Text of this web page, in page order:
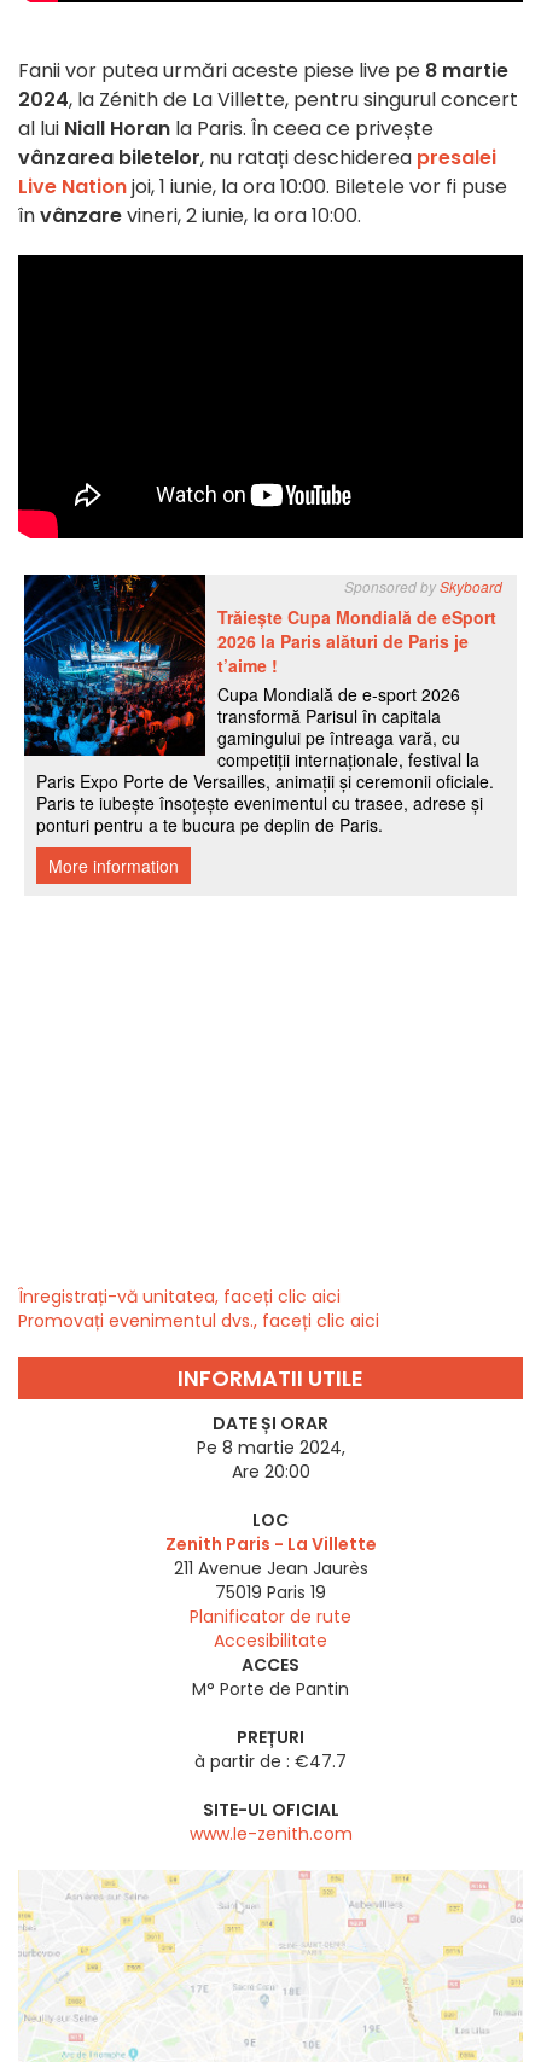
Fanii vor putea urmări aceste piese live pe 8 martie
2024, la Zénith de La Villette, pentru singurul concert
al lui Niall Horan la Paris. În ceea ce privește
vânzarea biletelor, nu ratați deschiderea presalei
Live Nationjoi, 1 iunie, la ora 10:00. Biletele vor fi puse
învânzarevineri, 2 iunie, la ora 10:00.
Înregistrați-vă unitatea, faceți clic aici
Promovați evenimentul dvs., faceți clic aici
INFORMATII UTILE
DATE ȘI ORAR
Pe 8 martie 2024,
Are 20:00
LOC
Zenith Paris - La Villette
211 Avenue Jean Jaurès
75019 Paris 19
Planificator de rute
Accesibilitate
ACCES
M° Porte de Pantin
PREȚURI
à partir de : €47.7
SITE-UL OFICIAL
www.le-zenith.com